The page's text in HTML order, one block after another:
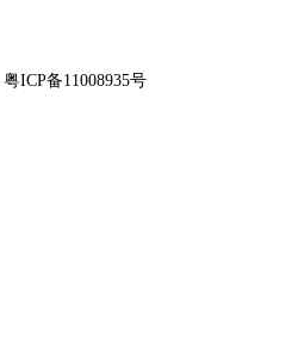
粤ICP备11008935号